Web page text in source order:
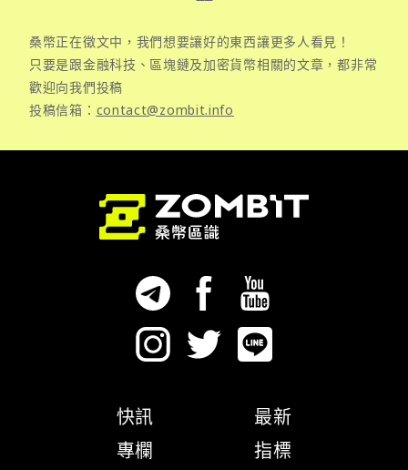
桑幣正在徵文中，我們想要讓好的東西讓更多人看見！
只要是跟金融科技、區塊鏈及加密貨幣相關的文章，都非常
歡迎向我們投稿
投稿信箱： contact@zombit.info
快訊
專欄
最新
指標